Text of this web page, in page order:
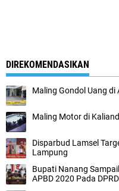
DIREKOMENDASIKAN
Maling Gondol Uang di
Maling Motor di
Disparbud Lamsel
Lampung
Bupati Nanang
APBD 2020 Pada